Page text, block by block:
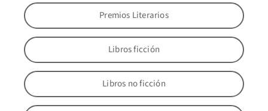
Premios Literarios
Libros ficción
Libros no ficción